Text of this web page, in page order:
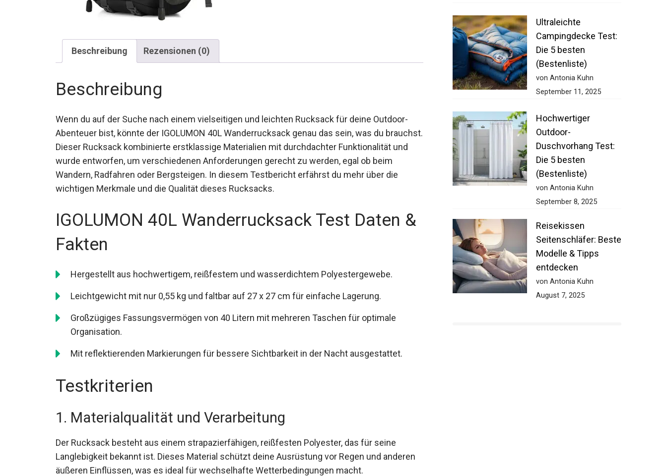
Beschreibung Rezensionen (0)
Beschreibung
Wenn du auf der Suche nach einem vielseitigen und leichten Rucksack für deine Outdoor-
Abenteuer bist, könnte der IGOLUMON 40L Wanderrucksack genau das sein, was du brauchst.
Dieser Rucksack kombinierte erstklassige Materialien mit durchdachter Funktionalität und
wurde entworfen, um verschiedenen Anforderungen gerecht zu werden, egal ob beim
Wandern, Radfahren oder Bergsteigen. In diesem Testbericht erfährst du mehr über die
wichtigen Merkmale und die Qualität dieses Rucksacks.
IGOLUMON 40L Wanderrucksack Test Daten &
Fakten
Hergestellt aus hochwertigem, reißfestem und wasserdichtem Polyestergewebe.
Leichtgewicht mit nur 0,55 kg und faltbar auf 27 x 27 cm für einfache Lagerung.
Großzügiges Fassungsvermögen von 40 Litern mit mehreren Taschen für optimale
Organisation.
Mit reflektierenden Markierungen für bessere Sichtbarkeit in der Nacht ausgestattet.
Testkriterien
1. Materialqualität und Verarbeitung
Der Rucksack besteht aus einem strapazierfähigen, reißfesten Polyester, das für seine
Langlebigkeit bekannt ist. Dieses Material schützt deine Ausrüstung vor Regen und anderen
äußeren Einflüssen, was es ideal für wechselhafte Wetterbedingungen macht.
Ultraleichte
Campingdecke Test:
Die 5 besten
(Bestenliste)
von Antonia Kuhn
September 11, 2025
Hochwertiger
Outdoor-
Duschvorhang Test:
Die 5 besten
(Bestenliste)
von Antonia Kuhn
September 8, 2025
Reisekissen
Seitenschläfer: Beste
Modelle & Tipps
entdecken
von Antonia Kuhn
August 7, 2025